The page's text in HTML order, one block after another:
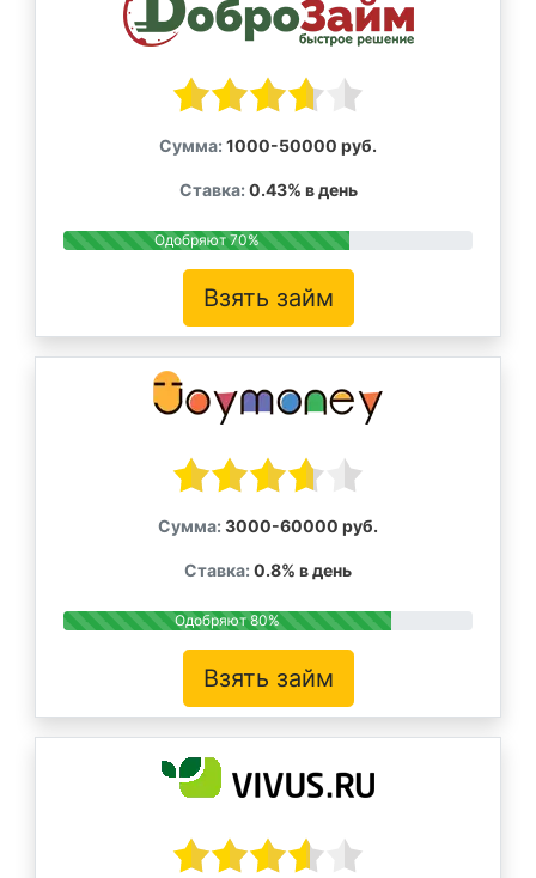
Сумма: 1000-50000 руб.
Ставка: 0.43% в день
Одобряют 70%
Взять займ
Сумма: 3000-60000 руб.
Ставка: 0.8% в день
Одобряют 80%
Взять займ